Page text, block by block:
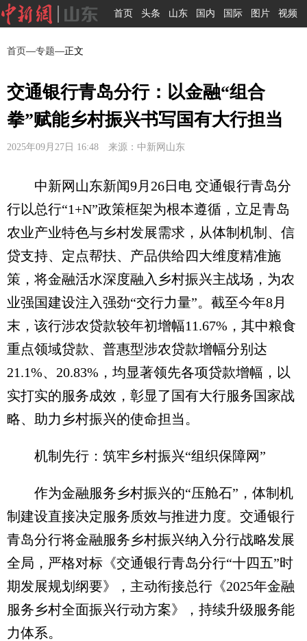
首页 头条 山东 国内 国际 图片 视频
首页—专题—正文
交通银行青岛分行：以金融“组合
拳”赋能乡村振兴书写国有大行担当
2025年09月27日 16:48 来源：中新网山东
中新网山东新闻9月26日电 交通银行青岛分
行以总行“1+N”政策框架为根本遵循，立足青岛
农业产业特色与乡村发展需求，从体制机制、信
贷支持、定点帮扶、产品供给四大维度精准施
策，将金融活水深度融入乡村振兴主战场，为农
业强国建设注入强劲“交行力量”。截至今年8月
末，该行涉农贷款较年初增幅11.67%，其中粮食
重点领域贷款、普惠型涉农贷款增幅分别达
21.1%、20.83%，均显著领先各项贷款增幅，以
实打实的服务成效，彰显了国有大行服务国家战
略、助力乡村振兴的使命担当。
机制先行：筑牢乡村振兴“组织保障网”
作为金融服务乡村振兴的“压舱石”，体制机
制建设直接决定服务质效与推进力度。交通银行
青岛分行将金融服务乡村振兴纳入分行战略发展
全局，严格对标《交通银行青岛分行“十四五”时
期发展规划纲要》，主动衔接总行《2025年金融
服务乡村全面振兴行动方案》，持续升级服务能
力体系。